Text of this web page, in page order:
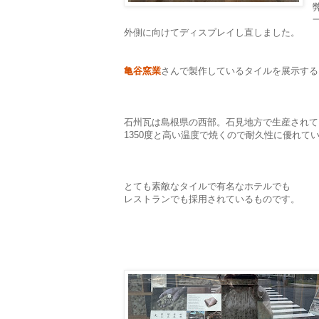
外側に向けてディスプレイし直しました。
亀谷窯業さんで製作しているタイルを展示す
石州瓦は島根県の西部。石見地方で生産され
1350度と高い温度で焼くので耐久性に優れて
とても素敵なタイルで有名なホテルでも
レストランでも採用されているものです。